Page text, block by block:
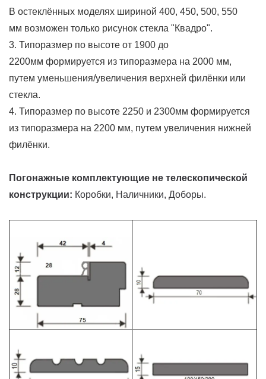
В остеклённых моделях шириной 400, 450, 500, 550
мм возможен только рисунок стекла "Квадро".
3. Типоразмер по высоте от 1900 до
2200мм формируется из типоразмера на 2000 мм,
путем уменьшения/увеличения верхней филёнки или
стекла.
4. Типоразмер по высоте 2250 и 2300мм формируется
из типоразмера на 2200 мм, путем увеличения нижней
филёнки.
Погонажные комплектующие не телескопической
конструкции: Коробки, Наличники, Доборы.